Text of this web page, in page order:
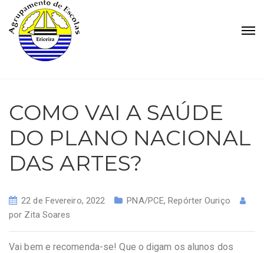
COMO VAI A SAÚDE
DO PLANO NACIONAL
DAS ARTES?
22 de Fevereiro, 2022 PNA/PCE,Repórter Ouriço
por Zita Soares
Vai bem e recomenda-se! Que o digam os alunos dos